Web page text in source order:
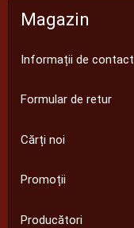
Magazin
Informații de contact
Formular de retur
Cărți noi
Promoții
Producători